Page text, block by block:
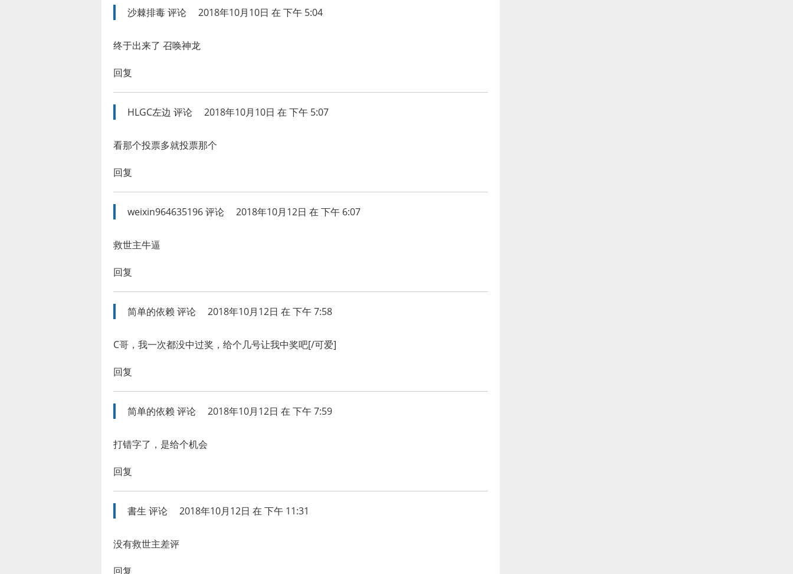
沙棘排毒评论 2018年10月10日 在 下午 5:04
终于出来了 召唤神龙
回复
HLGC左边 评论 2018年10月10日 在 下午 5:07
看那个投票多就投票那个
回复
weixin964635196评论 2018年10月12日 在 下午 6:07
救世主牛逼
回复
简单的依赖 评论 2018年10月12日 在 下午 7:58
C哥，我一次都没中过奖，给个几号让我中奖吧[/可爱]
回复
简单的依赖 评论 2018年10月12日 在 下午 7:59
打错字了，是给个机会
回复
書生 评论 2018年10月12日 在 下午 11:31
没有救世主差评
回复